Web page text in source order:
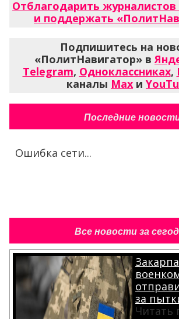
Отблагодарить
и поддержать
Подпишитесь на
«ПолитНавигатор» в
Telegram, Одноклассниках,
каналы Max и
Последние
Ошибка сети...
Все новости за
за
Читать